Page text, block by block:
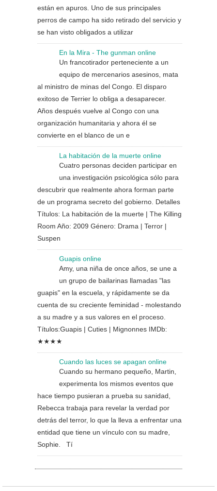
están en apuros. Uno de sus principales
perros de campo ha sido retirado del servicio y
se han visto obligados a utilizar
En la Mira - The gunman online
Un francotirador perteneciente a un
equipo de mercenarios asesinos, mata
al ministro de minas del Congo. El disparo
exitoso de Terrier lo obliga a desaparecer.
Años después vuelve al Congo con una
organización humanitaria y ahora él se
convierte en el blanco de un e
La habitación de la muerte online
Cuatro personas deciden participar en
una investigación psicológica sólo para
descubrir que realmente ahora forman parte
de un programa secreto del gobierno. Detalles
Títulos: La habitación de la muerte | The Killing
Room Año: 2009 Género: Drama | Terror |
Suspen
Guapis online
Amy, una niña de once años, se une a
un grupo de bailarinas llamadas "las
guapis" en la escuela, y rápidamente se da
cuenta de su creciente feminidad - molestando
a su madre y a sus valores en el proceso.
Títulos:Guapis | Cuties | Mignonnes IMDb:
★★★★
Cuando las luces se apagan online
Cuando su hermano pequeño, Martin,
experimenta los mismos eventos que
hace tiempo pusieran a prueba su sanidad,
Rebecca trabaja para revelar la verdad por
detrás del terror, lo que la lleva a enfrentar una
entidad que tiene un vínculo con su madre,
Sophie. Tí